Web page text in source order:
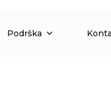
Podrška